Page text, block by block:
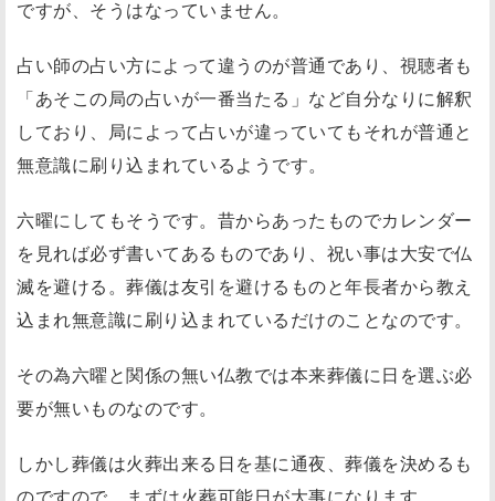
ですが、そうはなっていません。
占い師の占い方によって違うのが普通であり、視聴者も
「あそこの局の占いが一番当たる」など自分なりに解釈
しており、局によって占いが違っていてもそれが普通と
無意識に刷り込まれているようです。
六曜にしてもそうです。昔からあったものでカレンダー
を見れば必ず書いてあるものであり、祝い事は大安で仏
滅を避ける。葬儀は友引を避けるものと年長者から教え
込まれ無意識に刷り込まれているだけのことなのです。
その為六曜と関係の無い仏教では本来葬儀に日を選ぶ必
要が無いものなのです。
しかし葬儀は火葬出来る日を基に通夜、葬儀を決めるも